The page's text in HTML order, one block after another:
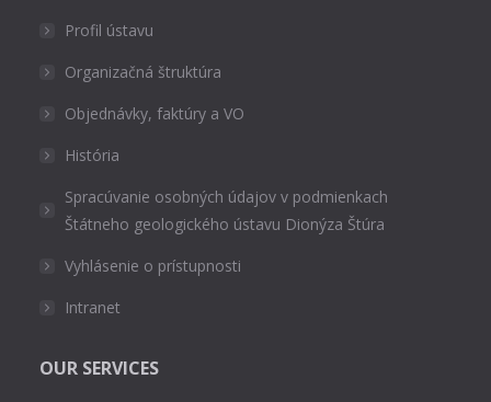
Profil ústavu
Organizačná štruktúra
Objednávky, faktúry a VO
História
Spracúvanie osobných údajov v podmienkach
Štátneho geologického ústavu Dionýza Štúra
Vyhlásenie o prístupnosti
Intranet
OUR SERVICES